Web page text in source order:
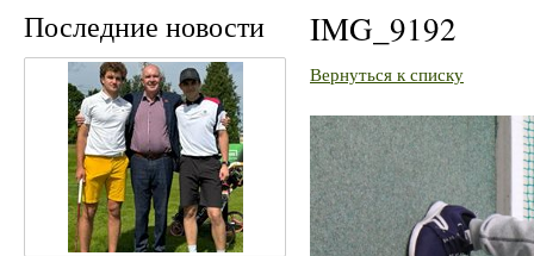
Последние новости IMG_9192
Вернуться к списку